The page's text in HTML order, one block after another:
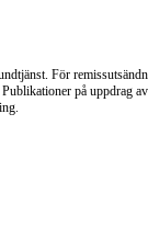
För
på uppdrag av